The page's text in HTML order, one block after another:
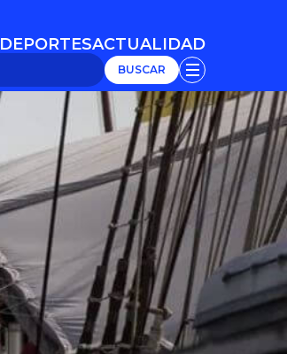
DEPORTESACTUALIDAD
ACTUALIDAD